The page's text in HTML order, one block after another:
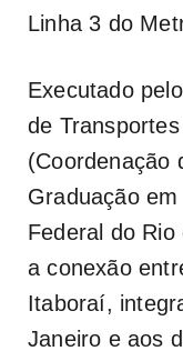
Linha 3 do
Executado
de
(Coordenação
Graduação
Federal do
a conexão
Itaboraí,
Janeiro e aos